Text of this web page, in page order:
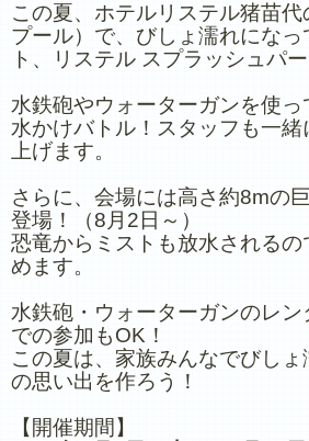
この夏、ホテルリステル猪苗
プール）で、びしょ濡れにな
ト、リステル スプラッシュパ
水鉄砲やウォーターガンを使
水かけバトル！スタッフも一
上げます。
さらに、会場には高さ約8mの
登場！（8月2日～）
恐竜からミストも放水される
めます。
水鉄砲・ウォーターガンのレ
での参加もOK！
この夏は、家族みんなでびし
の思い出を作ろう！
【開催期間】